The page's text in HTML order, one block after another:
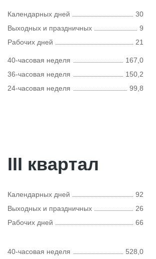
Календарных дней
30
Выходных и праздничных
9
Рабочих дней
21
40-часовая неделя
167,0
36-часовая неделя
150,2
24-часовая неделя
99,8
III квартал
Календарных дней
92
Выходных и праздничных
26
Рабочих дней
66
40-часовая неделя 528,0